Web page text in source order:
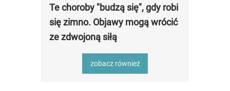
Te choroby "budzą się", gdy robi
się zimno. Objawy mogą wrócić
ze zdwojoną siłą
zobacz również